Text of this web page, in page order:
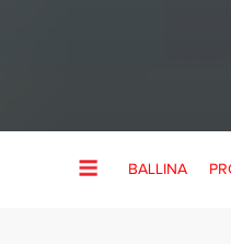
BALLINA